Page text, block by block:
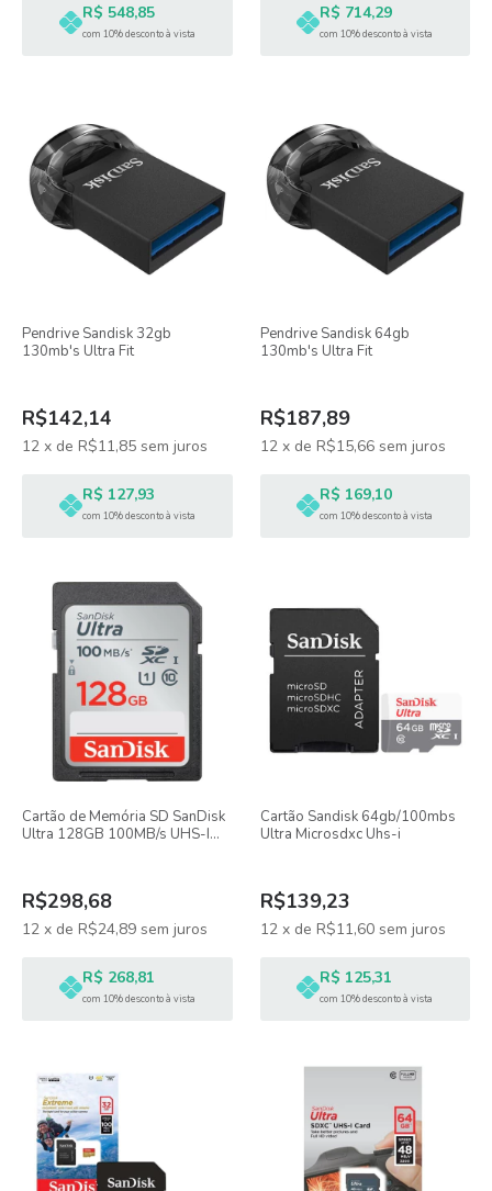
R$ 548,85
com 10% desconto à vista
R$ 714,29
com 10% desconto à vista
Pendrive Sandisk 32gb
130mb's Ultra Fit
R$142,14
12 x de R$11,85 sem juros
R$ 127,93
com 10% desconto à vista
Pendrive Sandisk 64gb
130mb's Ultra Fit
R$187,89
12 x de R$15,66 sem juros
R$ 169,10
com 10% desconto à vista
Cartão de Memória SD SanDisk
Ultra 128GB 100MB/s UHS-I
R$298,68
12 x de R$24,89 sem juros
R$ 268,81
com 10% desconto à vista
Cartão Sandisk 64gb/100mbs
Ultra Microsdxc Uhs-i
R$139,23
12 x de R$11,60 sem juros
R$ 125,31
com 10% desconto à vista